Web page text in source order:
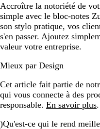
i
g
e
Accroître la notoriété de
simple avec le bloc-notes
son stylo pratique, vos
s'en passer. Ajoutez
valeur votre entreprise.
Mieux par Design
Cet article fait partie de
qui vous connecte à des
responsable. En savoir plus.
)Qu'est-ce qui le rend